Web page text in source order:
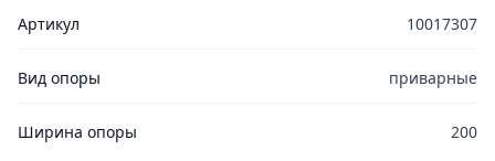
Артикул 10017307
Вид опоры приварные
Ширина опоры 200